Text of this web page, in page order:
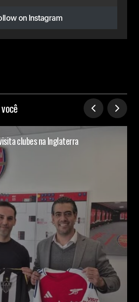
on Instagram
clubes na Inglaterra